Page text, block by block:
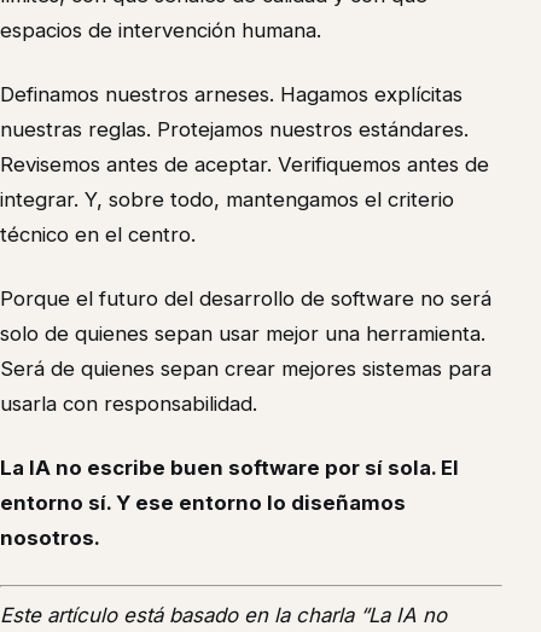
espacios de intervención humana.
Definamos nuestros arneses. Hagamos explícitas
nuestras reglas. Protejamos nuestros estándares.
Revisemos antes de aceptar. Verifiquemos antes de
integrar. Y, sobre todo, mantengamos el criterio
técnico en el centro.
Porque el futuro del desarrollo de software no será
solo de quienes sepan usar mejor una herramienta.
Será de quienes sepan crear mejores sistemas para
usarla con responsabilidad.
La IA no escribe buen software por sí sola. El
entorno sí. Y ese entorno lo diseñamos
nosotros.
Este artículo está basado en la charla “La IA no